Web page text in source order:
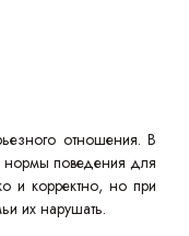
отношения. В
нормы поведения для
и корректно, но при
их нарушать.